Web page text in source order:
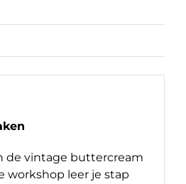
de vintage buttercream
workshop leer je stap